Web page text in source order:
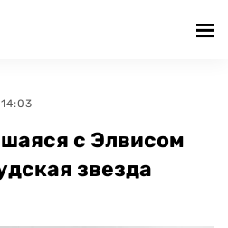
с Элвисом
звезда